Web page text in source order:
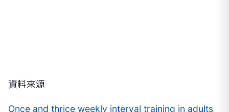
資料來源
Once and thrice weekly interval training in adults